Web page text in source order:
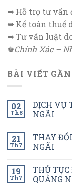
➥Hỗ trợ tư vấn
➥Kế toán thuế
➥Tư vấn luật
♚Chính Xác –
BÀI VIẾT
02
Th8
DỊCH VỤ
NGÃI
21
Th7
THAY
NGÃI
19
Th7
THỦ
QUẢNG